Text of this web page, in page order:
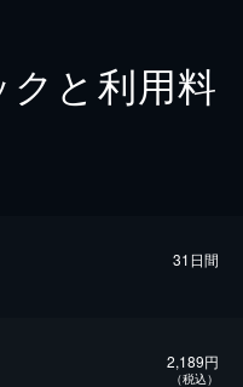
と利用料
31日間
2,189円
（税込）